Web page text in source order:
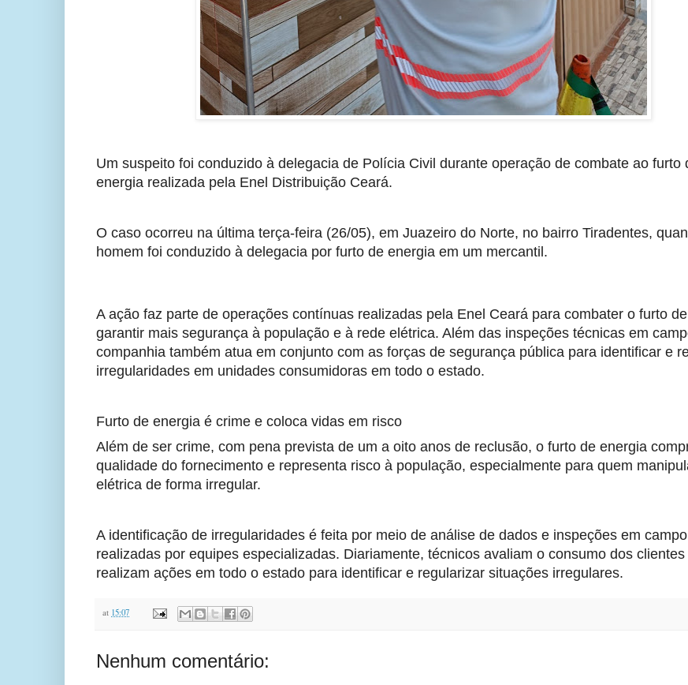
Um suspeito foi conduzido à delegacia de Polícia Civil durante operação de combate ao furto
energia realizada pela Enel Distribuição Ceará.
O caso ocorreu na última terça-feira (26/05), em Juazeiro do Norte, no bairro Tiradentes,
homem foi conduzido à delegacia por furto de energia em um mercantil.
A ação faz parte de operações contínuas realizadas pela Enel Ceará para combater o furto
garantir mais segurança à população e à rede elétrica. Além das inspeções técnicas em
companhia também atua em conjunto com as forças de segurança pública para identificar e
irregularidades em unidades consumidoras em todo o estado.
Furto de energia é crime e coloca vidas em risco
Além de ser crime, com pena prevista de um a oito anos de reclusão, o furto de energia
qualidade do fornecimento e representa risco à população, especialmente para quem
elétrica de forma irregular.
A identificação de irregularidades é feita por meio de análise de dados e inspeções em campo
realizadas por equipes especializadas. Diariamente, técnicos avaliam o consumo dos clientes
realizam ações em todo o estado para identificar e regularizar situações irregulares.
at 15:07
Nenhum comentário: